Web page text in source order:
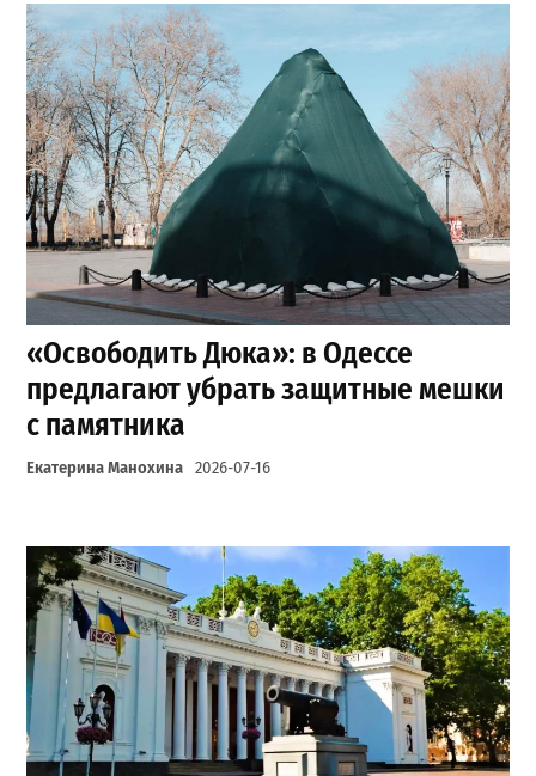
«Освободить Дюка»: в Одессе
предлагают убрать защитные мешки
с памятника
Екатерина Манохина 2026-07-16